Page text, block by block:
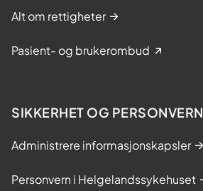
Alt om rettigheter
Pasient- og brukerombud
SIKKERHET OG PERSONVERN
Administrere informasjonskapsler
Personvern i Helgelandssykehuset